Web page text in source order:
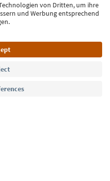
newsletter